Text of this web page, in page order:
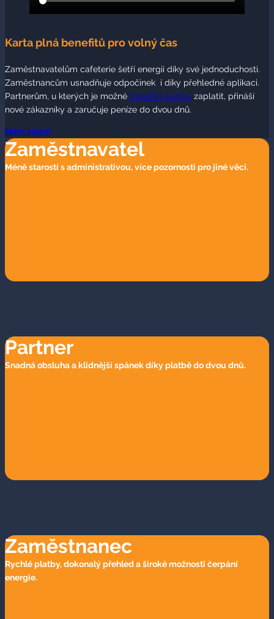
Karta plná benefitů pro volný čas
Zaměstnavatelům cafeterie šetří energii díky své jednoduchosti.
Zaměstnancům usnadňuje odpočinek i díky přehledné aplikaci.
Partnerům, u kterých je možné benefitní kartou zaplatit, přináší
nové zákazníky a zaručuje peníze do dvou dnů.
Mám zájem
Zaměstnavatel
Méně starostí s administrativou, více pozornosti pro jiné věci.
Partner
Snadná obsluha a klidnější spánek díky platbě do dvou dnů.
Zaměstnanec
Rychlé platby, dokonalý přehled a široké možnosti čerpání
energie.